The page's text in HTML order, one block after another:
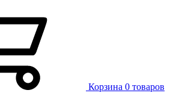
Корзина 0 товаров